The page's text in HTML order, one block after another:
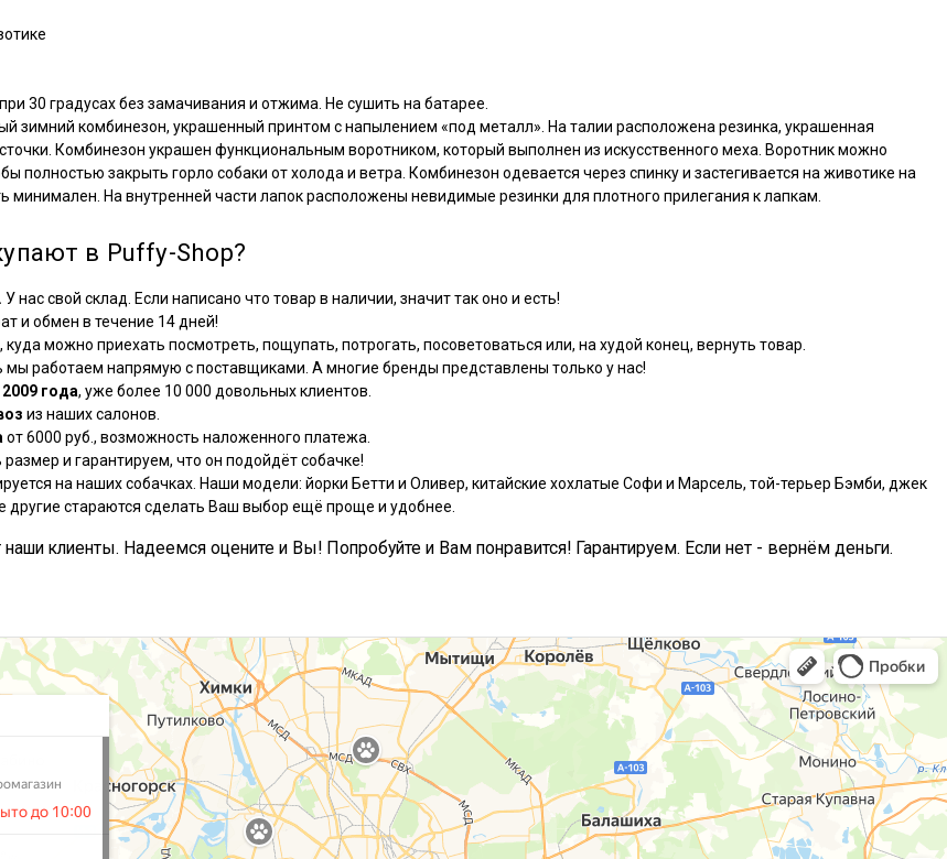
30 градусах без замачивания и отжима. Не сушить на батарее.
зимний комбинезон, украшенный принтом с напылением «под металл». На талии расположена резинка, украшенная
Комбинезон украшен функциональным воротником, который выполнен из искусственного меха. Воротник можно
полностью закрыть горло собаки от холода и ветра. Комбинезон одевается через спинку и застегивается на животике на
минимален. На внутренней части лапок расположены невидимые резинки для плотного прилегания к лапкам.
в Puffy-Shop?
У нас свой склад. Если написано что товар в наличии, значит так оно и есть!
и обмен в течение 14 дней!
можно приехать посмотреть, пощупать, потрогать, посоветоваться или, на худой конец, вернуть товар.
мы работаем напрямую с поставщиками. А многие бренды представлены только у нас!
2009 года, уже более 10 000 довольных клиентов.
из наших салонов.
от 6000 руб., возможность наложенного платежа.
и гарантируем, что он подойдёт собачке!
на наших собачках. Наши модели: йорки Бетти и Оливер, китайские хохлатые Софи и Марсель, той-терьер Бэмби, джек
другие стараются сделать Ваш выбор ещё проще и удобнее.
наши клиенты. Надеемся оцените и Вы! Попробуйте и Вам понравится! Гарантируем. Если нет - вернём деньги.